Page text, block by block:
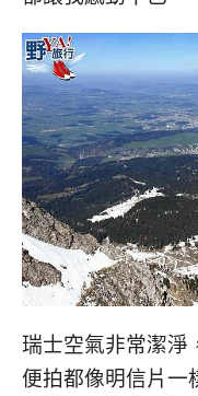
瑞士空氣非常潔淨
便拍都像明信片一